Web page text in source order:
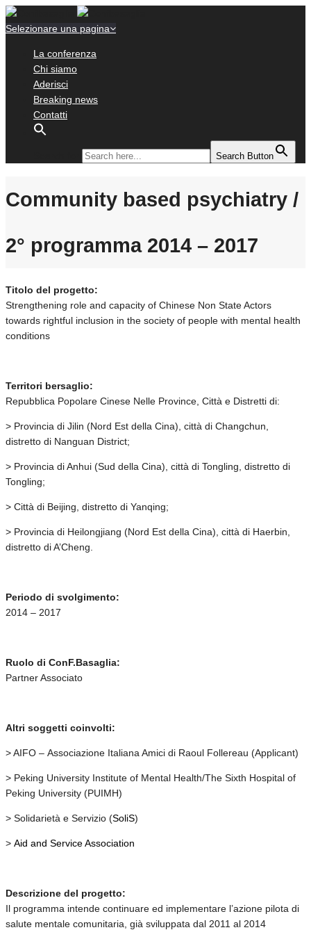
Selezionare una pagina
La conferenza
Chi siamo
Aderisci
Breaking news
Contatti
Search Button
Community based psychiatry /
2° programma 2014 – 2017
Titolo del progetto:
Strengthening role and capacity of Chinese Non State Actors
towards rightful inclusion in the society of people with mental health
conditions
Territori bersaglio:
Repubblica Popolare Cinese Nelle Province, Città e Distretti di:
> Provincia di Jilin (Nord Est della Cina), città di Changchun,
distretto di Nanguan District;
> Provincia di Anhui (Sud della Cina), città di Tongling, distretto di
Tongling;
> Città di Beijing, distretto di Yanqing;
> Provincia di Heilongjiang (Nord Est della Cina), città di Haerbin,
distretto di A’Cheng.
Periodo di svolgimento:
2014 – 2017
Ruolo di ConF.Basaglia:
Partner Associato
Altri soggetti coinvolti:
> AIFO – Associazione Italiana Amici di Raoul Follereau (Applicant)
> Peking University Institute of Mental Health/The Sixth Hospital of
Peking University (PUIMH)
> Solidarietà e Servizio (SoliS)
> Aid and Service Association
Descrizione del progetto:
Il programma intende continuare ed implementare l’azione pilota di
salute mentale comunitaria, già sviluppata dal 2011 al 2014